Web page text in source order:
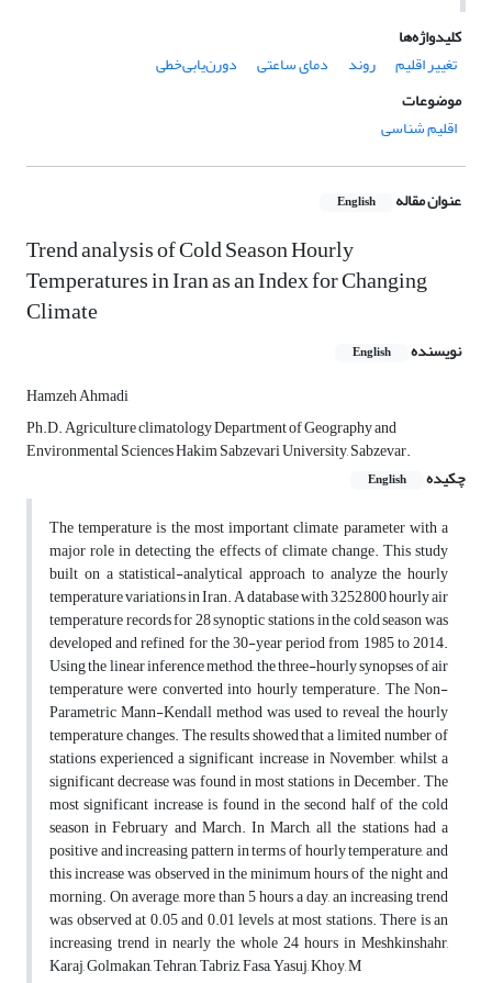
کلیدواژه‌ها
تغییر اقلیم
روند دمای ساعتی
دورن‌یابی‌خطی
موضوعات
اقلیم شناسی
عنوان مقاله English
Trend analysis of Cold Season Hourly
Temperatures in Iran as an Index for Changing
Climate
نویسنده English
Hamzeh Ahmadi
Ph.D. Agriculture climatology Department of Geography and
Environmental Sciences Hakim Sabzevari University, Sabzevar.
چکیده
English
The temperature is the most important climate parameter with a
major role in detecting the effects of climate change. This study
built on a statistical-analytical approach to analyze the hourly
temperature variations in Iran. A database with 3,252,800 hourly air
temperature records for 28 synoptic stations in the cold season was
developed and refined for the 30-year period from 1985 to 2014.
Using the linear inference method, the three-hourly synopses of air
temperature were converted into hourly temperature. The Non-
Parametric Mann-Kendall method was used to reveal the hourly
temperature changes. The results showed that a limited number of
stations experienced a significant increase in November, whilst a
significant decrease was found in most stations in December. The
most significant increase is found in the second half of the cold
season in February and March. In March, all the stations had a
positive and increasing pattern in terms of hourly temperature, and
this increase was observed in the minimum hours of the night and
morning. On average, more than 5 hours a day, an increasing trend
was observed at 0.05 and 0.01 levels at most stations. There is an
increasing trend in nearly the whole 24 hours in Meshkinshahr,
Karaj, Golmakan, Tehran, Tabriz, Fasa, Yasuj, Khoy, M